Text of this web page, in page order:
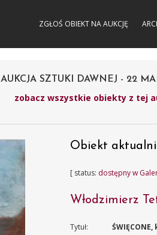
ZGŁOŚ OBIEKT NA AUKCJĘ
AUKCJA SZTUKI DAWNEJ - 22
zobacz wszystkie obiekty z tej
Obiekt
[ status: dostępny w
Włodzimierz
Tytuł: